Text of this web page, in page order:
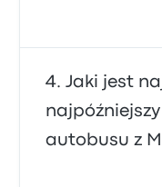
Jaki jest
autobusu z